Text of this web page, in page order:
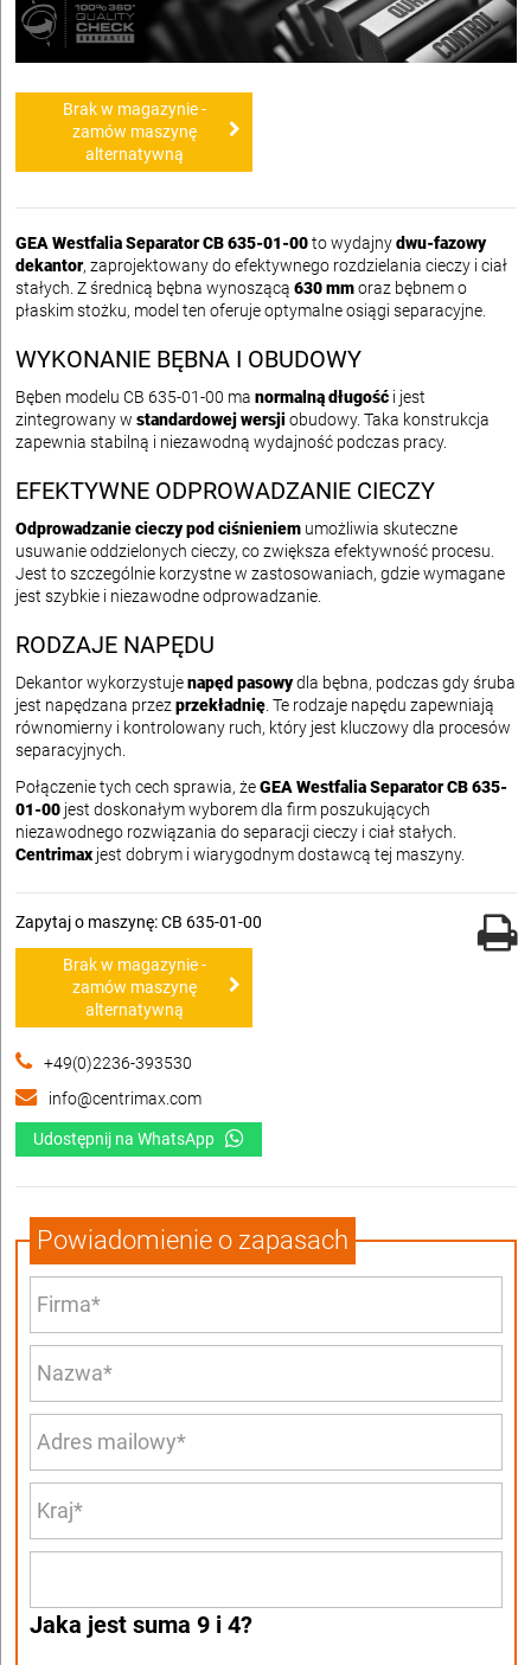
Brak w magazynie -
zamów maszynę
alternatywną
GEA Westfalia Separator CB 635-01-00to wydajnydwu-fazowy
dekantor, zaprojektowany do efektywnego rozdzielania cieczy i ciał
stałych. Z średnicą bębna wynoszącą 630 mmoraz bębnem o
płaskim stożku, model ten oferuje optymalne osiągi separacyjne.
WYKONANIE BĘBNA I OBUDOWY
Bęben modelu CB 635-01-00 ma normalną długość i jest
zintegrowany w standardowej wersji obudowy. Taka konstrukcja
zapewnia stabilną i niezawodną wydajność podczas pracy.
EFEKTYWNE ODPROWADZANIE CIECZY
Odprowadzanie cieczy pod ciśnieniem umożliwia skuteczne
usuwanie oddzielonych cieczy, co zwiększa efektywność procesu.
Jest to szczególnie korzystne w zastosowaniach, gdzie wymagane
jest szybkie i niezawodne odprowadzanie.
RODZAJE NAPĘDU
Dekantor wykorzystujenapęd pasowydla bębna, podczas gdy śruba
jest napędzana przezprzekładnię . Te rodzaje napędu zapewniają
równomierny i kontrolowany ruch, który jest kluczowy dla procesów
separacyjnych.
Połączenie tych cech sprawia, żeGEA Westfalia Separator CB 635-
01-00 jest doskonałym wyborem dla firm poszukujących
niezawodnego rozwiązania do separacji cieczy i ciał stałych.
Centrimax jest dobrym i wiarygodnym dostawcą tej maszyny.
Zapytaj o maszynę: CB 635-01-00
Brak w magazynie -
zamów maszynę
alternatywną
+49(0)2236-393530
info@centrimax.com
Udostępnij na WhatsApp
Powiadomienie o zapasach
Jaka jest suma 9 i 4?